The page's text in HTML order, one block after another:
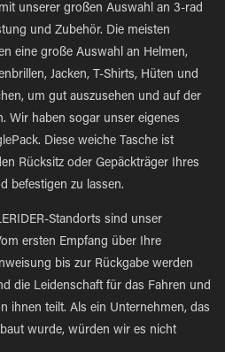
unserer großen Auswahl an 3-rad
und Zubehör. Die meisten
eine große Auswahl an Helmen,
Jacken, T-Shirts, Hüten und
um gut auszusehen und auf der
Wir haben sogar unser eigenes
Diese weiche Tasche ist
Rücksitz oder Gepäckträger Ihres
befestigen zu lassen.
Standorts sind unser
ersten Empfang über Ihre
bis zur Rückgabe werden
die Leidenschaft für das Fahren und
ihnen teilt. Als ein Unternehmen, das
wurde, würden wir es nicht